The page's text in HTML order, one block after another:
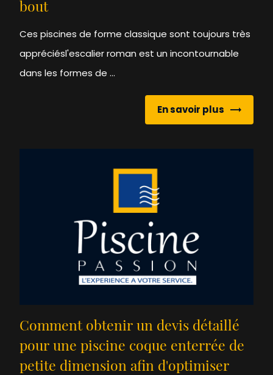
bout
Ces piscines de forme classique sont toujours très
appréciésl'escalier roman est un incontournable
dans les formes de ...
En savoir plus
Comment obtenir un devis détaillé
pour une piscine coque enterrée de
petite dimension afin d'optimiser